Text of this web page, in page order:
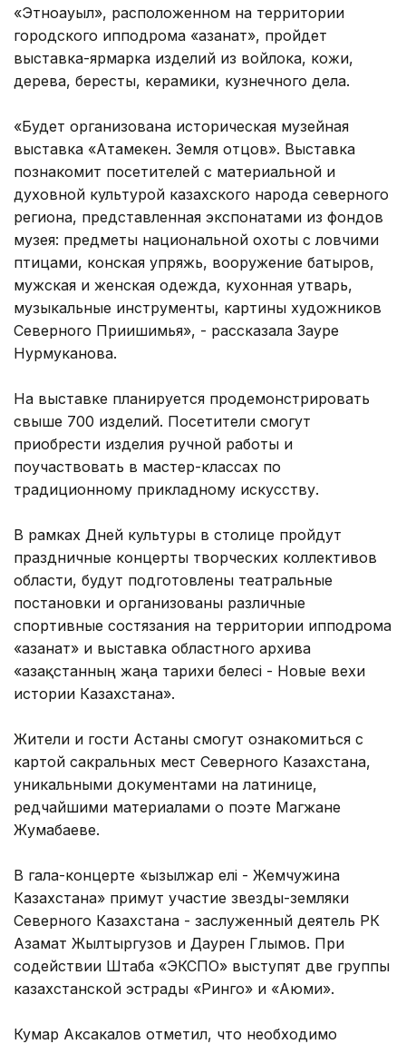
«Этноауыл», расположенном на территории
городского ипподрома «Қазанат», пройдет
выставка-ярмарка изделий из войлока, кожи,
дерева, бересты, керамики, кузнечного дела.
«Будет организована историческая музейная
выставка «Атамекен. Земля отцов». Выставка
познакомит посетителей с материальной и
духовной культурой казахского народа северного
региона, представленная экспонатами из фондов
музея: предметы национальной охоты с ловчими
птицами, конская упряжь, вооружение батыров,
мужская и женская одежда, кухонная утварь,
музыкальные инструменты, картины художников
Северного Приишимья», - рассказала Зауре
Нурмуканова.
На выставке планируется продемонстрировать
свыше 700 изделий. Посетители смогут
приобрести изделия ручной работы и
поучаствовать в мастер-классах по
традиционному прикладному искусству.
В рамках Дней культуры в столице пройдут
праздничные концерты творческих коллективов
области, будут подготовлены театральные
постановки и организованы различные
спортивные состязания на территории ипподрома
«Қазанат» и выставка областного архива
«Қазақстанның жаңа тарихи белесі - Новые вехи
истории Казахстана».
Жители и гости Астаны смогут ознакомиться с
картой сакральных мест Северного Казахстана,
уникальными документами на латинице,
редчайшими материалами о поэте Магжане
Жумабаеве.
В гала-концерте «Қызылжар елі - Жемчужина
Казахстана» примут участие звезды-земляки
Северного Казахстана - заслуженный деятель РК
Азамат Жылтыргузов и Даурен Глымов. При
содействии Штаба «ЭКСПО» выступят две группы
казахстанской эстрады «Ринго» и «Аюми».
Кумар Аксакалов отметил, что необходимо